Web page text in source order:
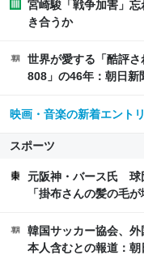
宮崎駿「戦争加害」
き合うか
世界が愛する「酷評
808」の46年：朝日新
映画・音楽の新着エント
スポーツ
元阪神・バース氏 球
「掛布さんの髪の毛
韓国サッカー協会、
本人含むとの報道：朝